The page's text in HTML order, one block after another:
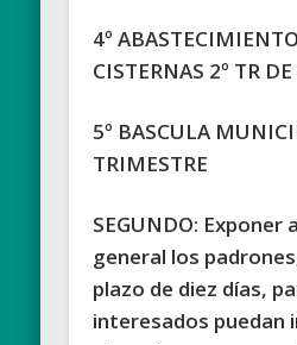
4º
CISTERNAS 2º TR
5º BASCULA
TRIMESTRE
SEGUNDO: Exponer
general los
plazo de diez días,
interesados puedan